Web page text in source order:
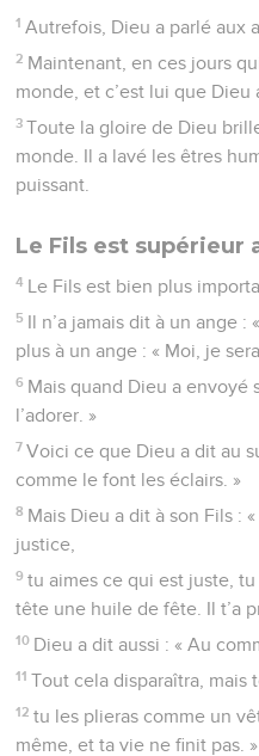
1 Autrefois, Dieu a parlé aux
2 Maintenant, en ces jours
monde, et c’est lui que Dieu
3 Toute la gloire de Dieu
monde. Il a lavé les êtres
puissant.
Le Fils est supérieur
4 Le Fils est bien plus
5 Il n’a jamais dit à un ange :
plus à un ange : « Moi, je
6 Mais quand Dieu a envoyé
l’adorer. »
7 Voici ce que Dieu a dit au
comme le font les éclairs. »
8 Mais Dieu a dit à son Fils :
justice,
9 tu aimes ce qui est juste,
tête une huile de fête. Il t’a
10 Dieu a dit aussi : « Au
11 Tout cela disparaîtra, mais
12 tu les plieras comme un
même, et ta vie ne finit pas. »